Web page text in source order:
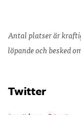
Antal platser är
löpande och besked
Twitter